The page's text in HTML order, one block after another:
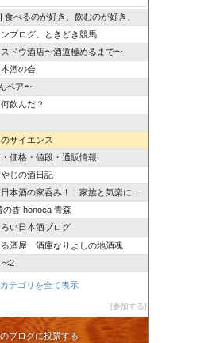
食べるのが好き、飲むのが好き、
ブログ。ときどき競馬
ドウ酒店〜酒道極めるまで〜
酒の会
ペア〜
飲んだ？
サイエンス
価格・値段・通販情報
じの酒日記
酒の家呑み！！家族と気楽にいこう！！
の香 honoca 青森
い日本酒ブログ
る酒屋 酒庫なりよしの地酒魂
2
テゴリを全て表示
参加する
のブログに投票する